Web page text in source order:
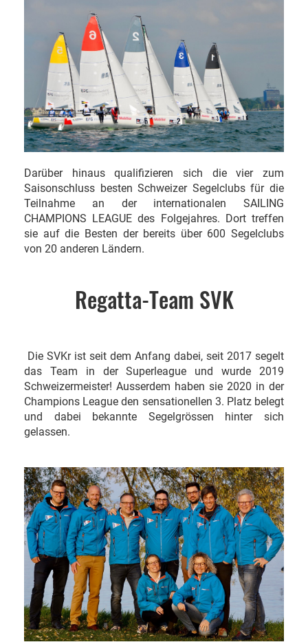
Darüber hinaus qualifizieren sich die vier zum
Saisonschluss besten Schweizer Segelclubs für die
Teilnahme an der internationalen SAILING
CHAMPIONS LEAGUE des Folgejahres. Dort treffen
sie auf die Besten der bereits über 600 Segelclubs
von 20 anderen Ländern.
Regatta-Team SVK
Die SVKr ist seit dem Anfang dabei, seit 2017 segelt
das Team in der Superleague und wurde 2019
Schweizermeister! Ausserdem haben sie 2020 in der
Champions League den sensationellen 3. Platz belegt
und dabei bekannte Segelgrössen hinter sich
gelassen.